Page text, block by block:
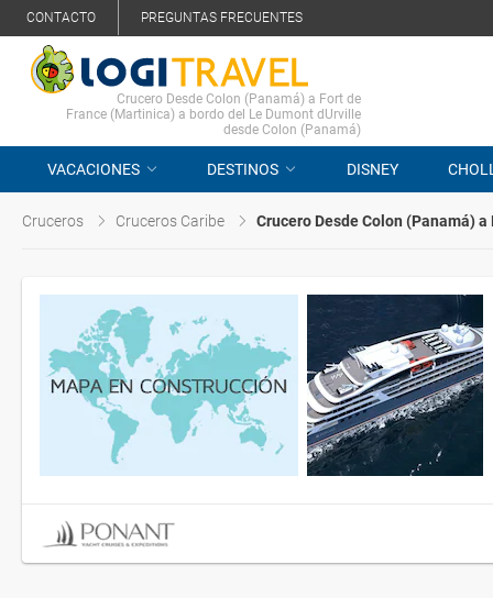
CONTACTO PREGUNTAS FRECUENTES
Crucero Desde Colon (Panamá) a Fort de
France (Martinica) a bordo del Le Dumont dUrville
desde Colon (Panamá)
VACACIONES DESTINOS DISNEY
Cruceros Cruceros Caribe Crucero Desde Colon (Panamá)